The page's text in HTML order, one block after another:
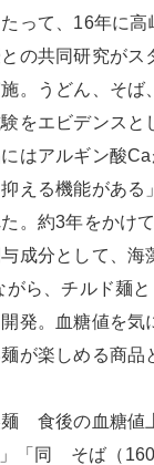
って、16年に
の共同研究がス
。うどん、そば
をエビデンスと
はアルギン酸
える機能がある
。約3年をかけ
成分として、海
ら、チルド麺
発。血糖値を気
が楽しめる商品
食後の血糖値
「同 そば（